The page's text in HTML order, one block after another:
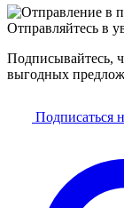
Отправляйтесь в
Подписывайтесь,
выгодных
Подписаться